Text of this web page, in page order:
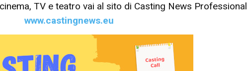
TV e teatro vai al sito di Casting News Professional
www.castingnews.eu